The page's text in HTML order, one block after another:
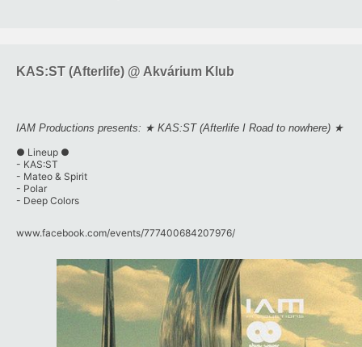
KAS:ST (Afterlife) @ Akvárium Klub
IAM Productions presents: ★ KAS:ST (Afterlife I Road to nowhere) ★
● Lineup ●
- KAS:ST
- Mateo & Spirit
- Polar
- Deep Colors
www.facebook.com/​events/​777400684207976/​